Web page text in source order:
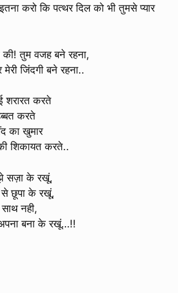
करो कि पत्थर दिल को भी तुमसे प्यार
की! तुम वजह बने रहना,
जिंदगी बने रहना..
शरारत करते
करते
का खुमार
शिकायत करते..
सज़ा के रखूं,
से छूपा के रखूं,
साथ नही,
बना के रखूं…!!